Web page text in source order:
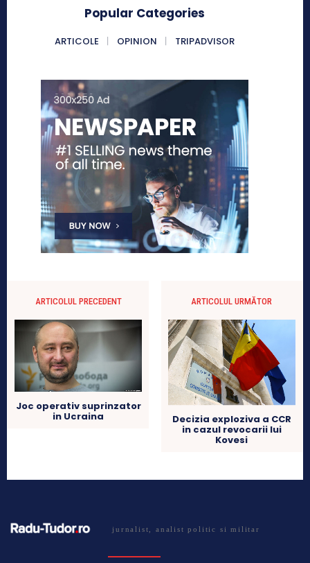
Popular Categories
ARTICOLE OPINION TRIPADVISOR
ARTICOLUL PRECEDENT
Joc operativ suprinzator
in Ucraina
ARTICOLUL URMĂTOR
Decizia exploziva a CCR
in cazul revocarii lui
Kovesi
jurnalist, analist politic si militar